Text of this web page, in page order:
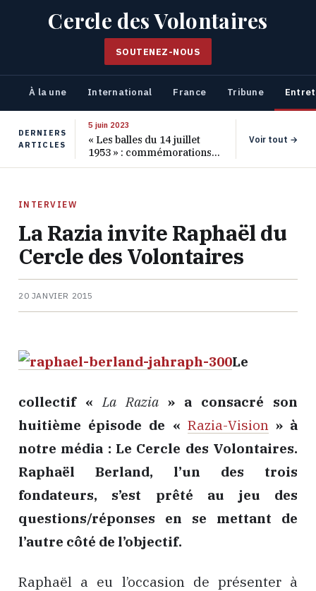
Cercle des Volontaires
SOUTENEZ-NOUS
À la une International France Tribune
DERNIERS
ARTICLES
5 juin 2023
« Les balles du 14 juillet
1953 » : commémorations
pour les 70 ans de ce
Voir tout →
INTERVIEW
La Razia invite Raphaël du
Cercle des Volontaires
20 JANVIER 2015
Le
collectif «La Razia » a consacré son
huitième épisode de « Razia-Vision» à
notre média : Le Cercle des Volontaires.
Raphaël Berland, l’un des trois
fondateurs, s’est prêté au jeu des
questions/réponses en se mettant de
l’autre côté de l’objectif.
Raphaël a eu l’occasion de présenter à